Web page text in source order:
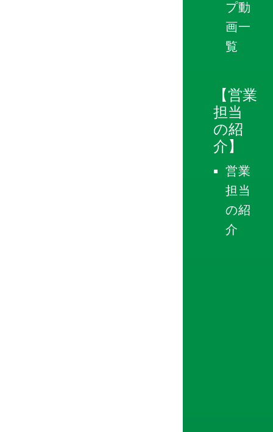
プ動
画一
覧
【営業
担当
の紹
介】
営業
担当
の紹
介